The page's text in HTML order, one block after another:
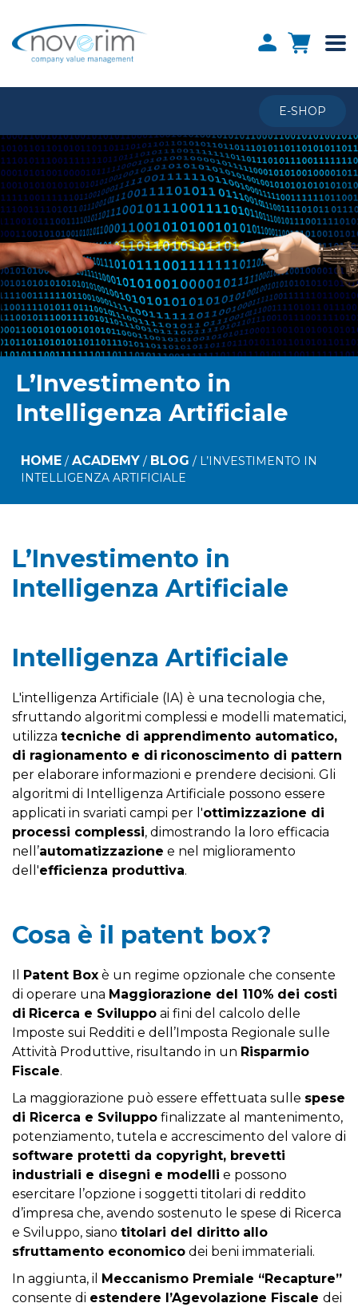
E-SHOP
L’Investimento in
Intelligenza Artificiale
HOME / ACADEMY / BLOG / L’INVESTIMENTO IN
INTELLIGENZA ARTIFICIALE
L’Investimento in
Intelligenza Artificiale
Intelligenza Artificiale
L'intelligenza Artificiale (IA) è una tecnologia che,
sfruttando algoritmi complessi e modelli matematici,
utilizza tecniche di apprendimento automatico,
di ragionamento e di riconoscimento di pattern
per elaborare informazioni e prendere decisioni. Gli
algoritmi di Intelligenza Artificiale possono essere
applicati in svariati campi per l'ottimizzazione di
processi complessi, dimostrando la loro efficacia
nell’automatizzazione e nel miglioramento
dell'efficienza produttiva.
Cosa è il patent box?
Il Patent Box è un regime opzionale che consente
di operare una Maggiorazione del 110% dei costi
di Ricerca e Sviluppo ai fini del calcolo delle
Imposte sui Redditi e dell’Imposta Regionale sulle
Attività Produttive, risultando in un Risparmio
Fiscale.
La maggiorazione può essere effettuata sulle spese
di Ricerca e Sviluppo finalizzate al mantenimento,
potenziamento, tutela e accrescimento del valore di
software protetti da copyright, brevetti
industriali e disegni e modelli e possono
esercitare l’opzione i soggetti titolari di reddito
d’impresa che, avendo sostenuto le spese di Ricerca
e Sviluppo, siano titolari del diritto allo
sfruttamento economico dei beni immateriali.
In aggiunta, il Meccanismo Premiale “Recapture”
consente di estendere l’Agevolazione Fiscale dei